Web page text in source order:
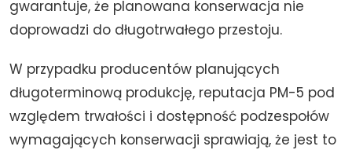
gwarantuje, że planowana konserwacja nie
doprowadzi do długotrwałego przestoju.
W przypadku producentów planujących
długoterminową produkcję, reputacja PM-5 pod
względem trwałości i dostępność podzespołów
wymagających konserwacji sprawiają, że jest to